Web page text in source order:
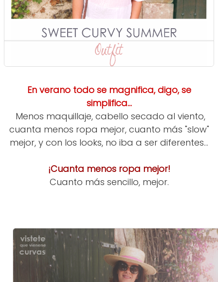
En verano todo se magnifica, digo, se
simplifica...
Menos maquillaje, cabello secado al viento,
cuanta menos ropa mejor, cuanto más "slow"
mejor, y con los looks, no iba a ser diferentes...
¡Cuanta menos ropa mejor!
Cuanto más sencillo, mejor.